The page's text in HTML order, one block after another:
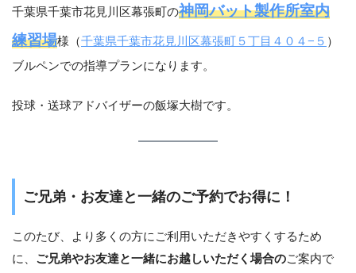
千葉県千葉市花見川区幕張町の神岡バット製作所室内
練習場様（千葉県千葉市花見川区幕張町５丁目４０４−５ ）
ブルペンでの指導プランになります。
投球・送球アドバイザーの飯塚大樹です。
ご兄弟・お友達と一緒のご予約でお得に！
このたび、より多くの方にご利用いただきやすくするため
に、 ご兄弟やお友達と一緒にお越しいただく場合のご案内で